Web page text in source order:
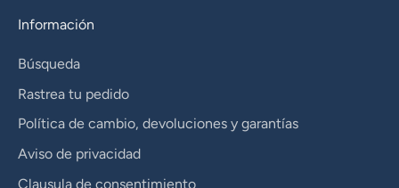
Información
Búsqueda
Rastrea tu pedido
Política de cambio, devoluciones y garantías
Aviso de privacidad
Clausula de consentimiento